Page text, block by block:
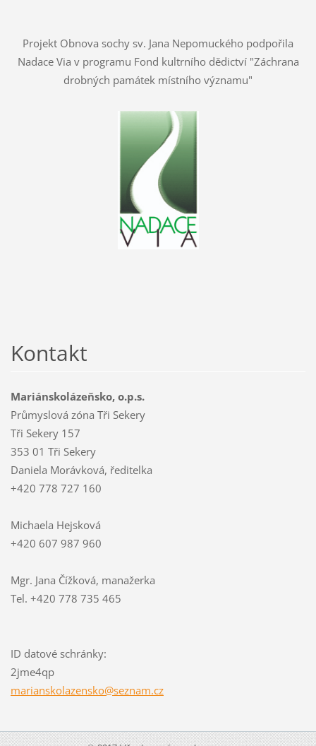
Projekt Obnova sochy sv. Jana Nepomuckého podpořila
Nadace Via v programu Fond kultrního dědictví "Záchrana
drobných památek místního významu"
Kontakt
Mariánskolázeňsko, o.p.s.
Průmyslová zóna Tři Sekery
Tři Sekery 157
353 01 Tři Sekery
Daniela Morávková, ředitelka
+420 778 727 160
Michaela Hejsková
+420 607 987 960
Mgr. Jana Čížková, manažerka
Tel. +420 778 735 465
ID datové schránky:
2jme4qp
marianskolazensko@seznam.cz